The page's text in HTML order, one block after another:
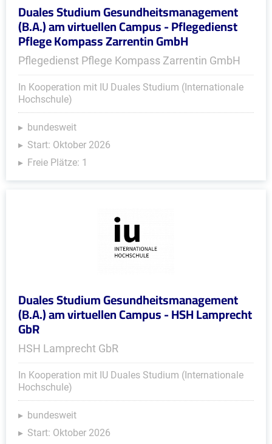
Duales Studium Gesundheitsmanagement
(B.A.) am virtuellen Campus - Pflegedienst
Pflege Kompass Zarrentin GmbH
Pflegedienst Pflege Kompass Zarrentin GmbH
In Kooperation mit IU Duales Studium (Internationale
Hochschule)
bundesweit
Start: Oktober 2026
Freie Plätze: 1
Duales Studium Gesundheitsmanagement
(B.A.) am virtuellen Campus - HSH Lamprecht
GbR
HSH Lamprecht GbR
In Kooperation mit IU Duales Studium (Internationale
Hochschule)
bundesweit
Start: Oktober 2026